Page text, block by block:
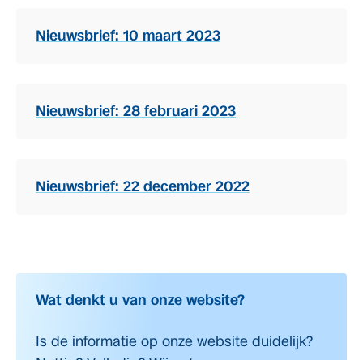
Nieuwsbrief: 10 maart 2023
Nieuwsbrief: 28 februari 2023
Nieuwsbrief: 22 december 2022
Wat denkt u van onze website?
Is de informatie op onze website duidelijk?